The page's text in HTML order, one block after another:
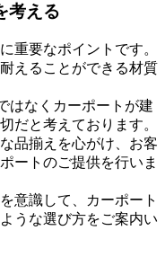
考える
重要なポイントです。
えることができる材質
はなくカーポートが建
だと考えております。
品揃えを心がけ、お客
ートのご提供を行いま
意識して、カーポート
うな選び方をご案内い